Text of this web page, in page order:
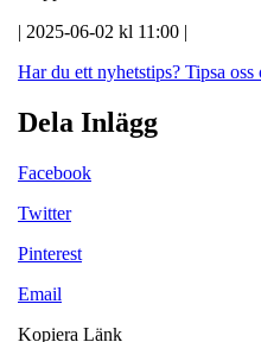
| 2025-06-02 kl 11:00 |
Har du ett nyhetstips? Tipsa oss
Dela Inlägg
Facebook
Twitter
Pinterest
Email
Kopiera Länk